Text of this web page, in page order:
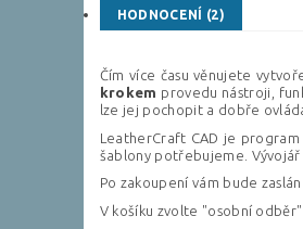
HODNOCENÍ (2)
Čím více času věnujete
krokem provedu nástroji,
lze jej pochopit a dobře
LeatherCraft CAD je
šablony potřebujeme.
Po zakoupení vám bude
V košíku zvolte "osobní